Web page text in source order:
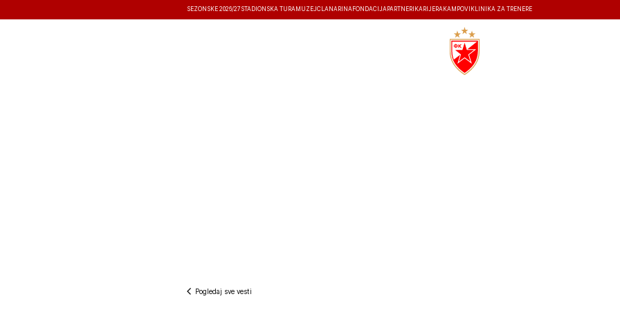
SEZONSKE 2026/27 STADIONSKA TURA MUZEJČLANARINA FONDACIJA PARTNERI KARIJERA KAMPOVI KLINIKA ZA TRENERE
Pogledaj sve vesti